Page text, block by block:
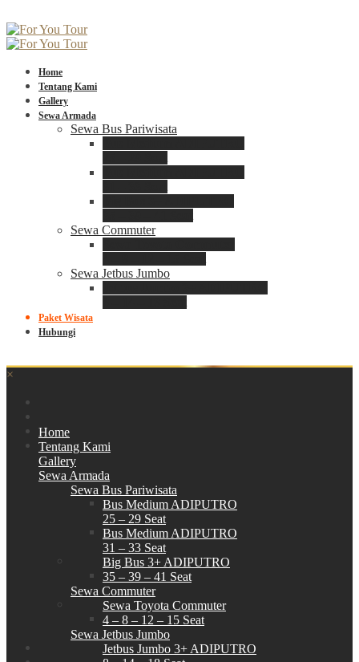
Home
Tentang Kami
Gallery
Sewa Armada
Sewa Bus Pariwisata
Sewa Commuter
Sewa Jetbus Jumbo
Paket Wisata
Hubungi
×
Home
Tentang Kami
Gallery
Sewa Armada
Sewa Bus Pariwisata
Bus Medium ADIPUTRO
25 – 29 Seat
Bus Medium ADIPUTRO
31 – 33 Seat
Big Bus 3+ ADIPUTRO
35 – 39 – 41 Seat
Sewa Commuter
Sewa Toyota Commuter
4 – 8 – 12 – 15 Seat
Sewa Jetbus Jumbo
Jetbus Jumbo 3+ ADIPUTRO